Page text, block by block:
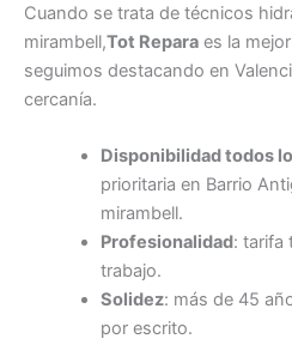
Cuando se trata de técnicos
mirambell,Tot Repara es la
seguimos destacando en
cercanía.
Disponibilidad todos
prioritaria en Barrio
mirambell.
Profesionalidad: tarifa
trabajo.
Solidez: más de 45
por escrito.